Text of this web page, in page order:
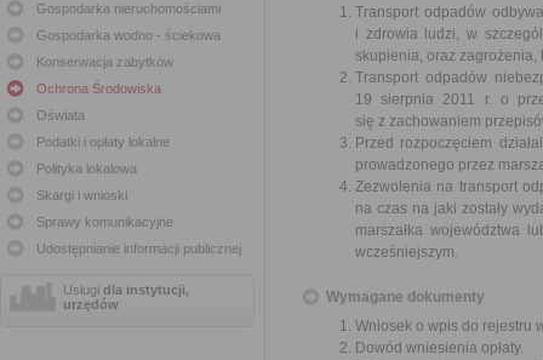
Gospodarka nieruchomościami
Gospodarka wodno - ściekowa
Konserwacja zabytków
Ochrona Środowiska
Oświata
Podatki i opłaty lokalne
Polityka lokalowa
Skargi i wnioski
Sprawy komunikacyjne
Udostępnianie informacji publicznej
Usługi dla instytucji,
urzędów
Transport odpadów
i zdrowia ludzi, w
skupienia, oraz
Transport odpadów
19 sierpnia 2011 r. o
się z zachowaniem
Przed rozpoczęciem
prowadzonego przez
Zezwolenia na transport
na czas na jaki zostały
marszałka województwa
wcześniejszym.
Wymagane dokumenty
Wniosek o wpis do rejestru
Dowód wniesienia opłaty.